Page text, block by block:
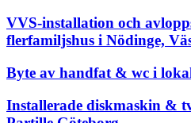
VVS-installation och
flerfamiljshus i Nödinge,
Byte av handfat & wc i
Installerade diskmaskin &